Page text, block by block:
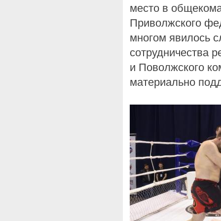
место в
Приволжского
многом явилось
сотрудничества
и Поволжского
материально